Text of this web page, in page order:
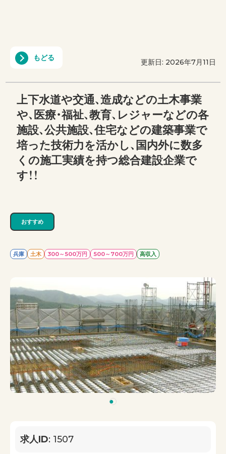
もどる 更新日: 2026年7月11日
上下水道や交通、造成などの土木事業
や、医療・福祉、教育、レジャーなどの各
施設、公共施設、住宅などの建築事業で
培った技術力を活かし、国内外に数多
くの施工実績を持つ総合建設企業で
す！！
おすすめ
兵庫 土木 300～500万円 500～700万円 高収入
求人ID: 1507